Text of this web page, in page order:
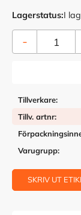
Lagerstatus I
-
Tillverkare
Tillv. artnr
Varugrupp
SKRIV UT